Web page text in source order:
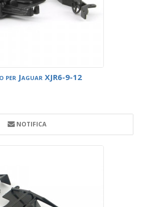
Jaguar XJR6-9-12
NOTIFICA